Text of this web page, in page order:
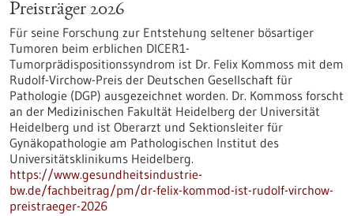
Preisträger 2026
Für seine Forschung zur Entstehung seltener bösartiger
Tumoren beim erblichen DICER1-
Tumorprädispositionssyndrom ist Dr. Felix Kommoss mit dem
Rudolf-Virchow-Preis der Deutschen Gesellschaft für
Pathologie (DGP) ausgezeichnet worden. Dr. Kommoss forscht
an der Medizinischen Fakultät Heidelberg der Universität
Heidelberg und ist Oberarzt und Sektionsleiter für
Gynäkopathologie am Pathologischen Institut des
Universitätsklinikums Heidelberg.
https://www.gesundheitsindustrie-
bw.de/fachbeitrag/pm/dr-felix-kommod-ist-rudolf-virchow-
preistraeger-2026